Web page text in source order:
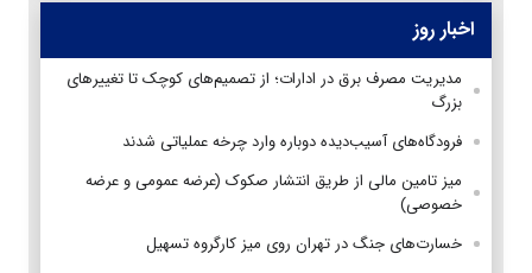
اخبار روز
مدیریت مصرف برق در ادارات؛ از تصمیم‌های کوچک تا تغییرهای
بزرگ
فرودگاه‌های آسیب‌دیده دوباره وارد چرخه عملیاتی شدند
میز تامین مالی از طریق انتشار صکوک (عرضه عمومی و عرضه
خصوصی)
خسارت‌های جنگ در تهران روی میز کارگروه تسهیل